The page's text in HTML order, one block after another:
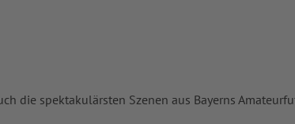
die spektakulärsten Szenen aus Bayerns